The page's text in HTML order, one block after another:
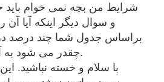
شرایط من بچه نمی خوام باید
و سوال دیگر اینکه آیا
براساس جدول شما چند
چقدر می شود به آن اعتماد کرد.
با سلام و خسته نباشید.